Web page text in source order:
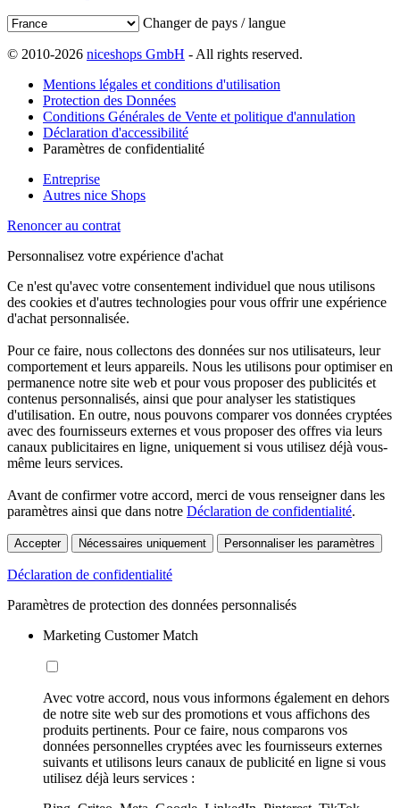
Changer de pays / langue
© 2010-2026 niceshops GmbH - All rights reserved.
Mentions légales et conditions d'utilisation
Protection des Données
Conditions Générales de Vente et politique d'annulation
Déclaration d'accessibilité
Paramètres de confidentialité
Entreprise
Autres nice Shops
Renoncer au contrat
Personnalisez votre expérience d'achat
Ce n'est qu'avec votre consentement individuel que nous utilisons
des cookies et d'autres technologies pour vous offrir une expérience
d'achat personnalisée.
Pour ce faire, nous collectons des données sur nos utilisateurs, leur
comportement et leurs appareils. Nous les utilisons pour optimiser en
permanence notre site web et pour vous proposer des publicités et
contenus personnalisés, ainsi que pour analyser les statistiques
d'utilisation. En outre, nous pouvons comparer vos données cryptées
avec des fournisseurs externes et vous proposer des offres via leurs
canaux publicitaires en ligne, uniquement si vous utilisez déjà vous-
même leurs services.
Avant de confirmer votre accord, merci de vous renseigner dans les
paramètres ainsi que dans notre Déclaration de confidentialité.
Accepter Nécessaires uniquement Personnaliser les paramètres
Déclaration de confidentialité
Paramètres de protection des données personnalisés
Marketing Customer Match
Avec votre accord, nous vous informons également en dehors
de notre site web sur des promotions et vous affichons des
produits pertinents. Pour ce faire, nous comparons vos
données personnelles cryptées avec les fournisseurs externes
suivants et utilisons leurs canaux de publicité en ligne si vous
utilisez déjà leurs services :